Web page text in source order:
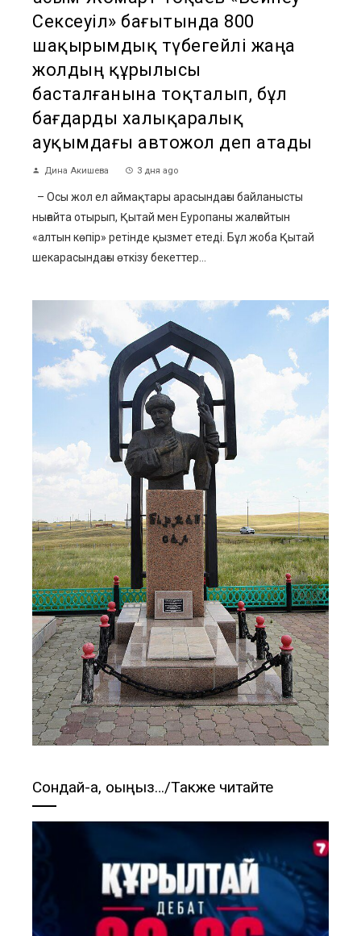
Сексеуіл» бағытында 800
шақырымдық түбегейлі жаңа
жолдың құрылысы
басталғанына тоқталып, бұл
бағдарды халықаралық
ауқымдағы автожол деп атады
Дина Акишева 3 дня ago
– Осы жол ел аймақтары арасындағы байланысты
нығайта отырып, Қытай мен Еуропаны жалғайтын
«алтын көпір» ретінде қызмет етеді. Бұл жоба Қытай
шекарасындағы өткізу бекеттер...
Сондай-ақ, оқыңыз…/Также читайте